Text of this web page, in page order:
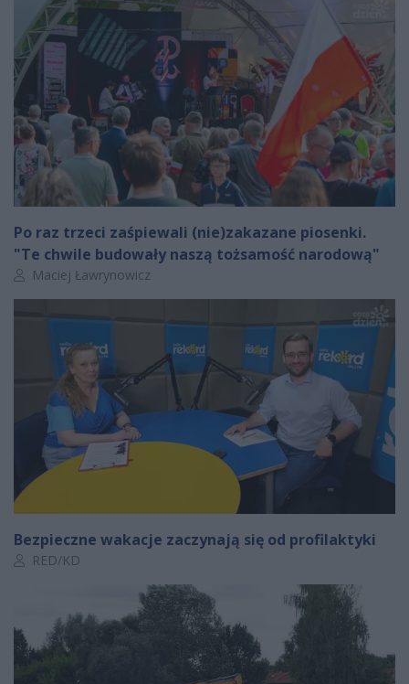
Po raz trzeci zaśpiewali (nie)zakazane piosenki.
"Te chwile budowały naszą tożsamość narodową"
Autor artykułu:
Maciej Ławrynowicz
Bezpieczne wakacje zaczynają się od profilaktyki
Autor artykułu:
RED/KD